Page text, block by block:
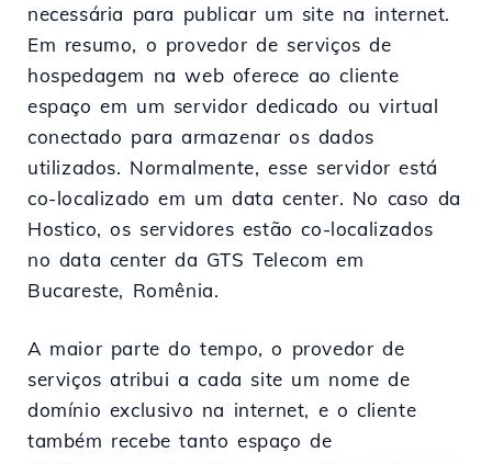
necessária para publicar um site na internet.
Em resumo, o provedor de serviços de
hospedagem na web oferece ao cliente
espaço em um servidor dedicado ou virtual
conectado para armazenar os dados
utilizados. Normalmente, esse servidor está
co-localizado em um data center. No caso da
Hostico, os servidores estão co-localizados
no data center da GTS Telecom em
Bucareste, Romênia.
A maior parte do tempo, o provedor de
serviços atribui a cada site um nome de
domínio exclusivo na internet, e o cliente
também recebe tanto espaço de